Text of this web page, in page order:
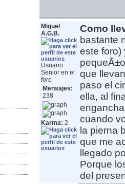
Miguel
A.G.B.
Usuario
Senior en el
foro
Mensajes:
238
Karma: 2
Como
bastante
este foro)
que
paso el
ella, al
cuando
la pierna
que me
llegado
Porque
del